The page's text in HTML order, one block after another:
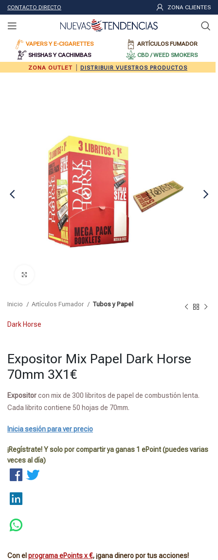
CONTACTO DIRECTO ZONA CLIENTES
VAPERS Y E-CIGARETTES
ARTÍCULOS FUMADOR
SHISHAS Y CACHIMBAS
CBD / WEED SMOKERS
ZONA OUTLET
DISTRIBUIR VUESTROS PRODUCTOS
Inicio Artículos Fumador Tubos y Papel
Dark Horse
Expositor Mix Papel Dark Horse
70mm 3X1€
Expositorcon mix de 300 libritos de papel de combustión lenta.
Cada librito contiene 50 hojas de 70mm.
Inicia sesión para ver precio
¡Regístrate! Y solo por compartir ya ganas 1 ePoint (puedes varias
veces al día)
Con el programa ePoints x €, ¡gana dinero por tus acciones!